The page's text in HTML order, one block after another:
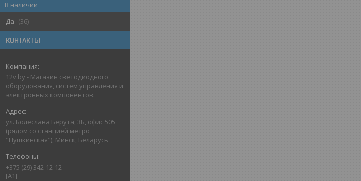
В наличии
Да
36
КОНТАКТЫ
12v.by - Магазин светодиодного
оборудования, систем управления и
электронных компонентов.
ул. Болеслава Берута, 3Б, офис 505
(рядом со станцией метро
"Пушкинская"), Минск, Беларусь
+375 (29) 342-12-12
[A1]